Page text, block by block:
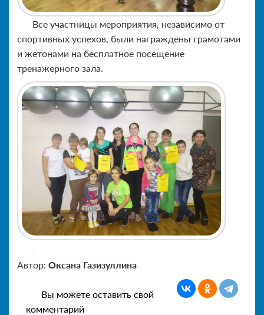
Все участницы мероприятия, независимо от
спортивных успехов, были награждены грамотами
и жетонами на бесплатное посещение
тренажерного зала.
Автор: Оксана Газизуллина
Вы можете оставить свой
комментарий